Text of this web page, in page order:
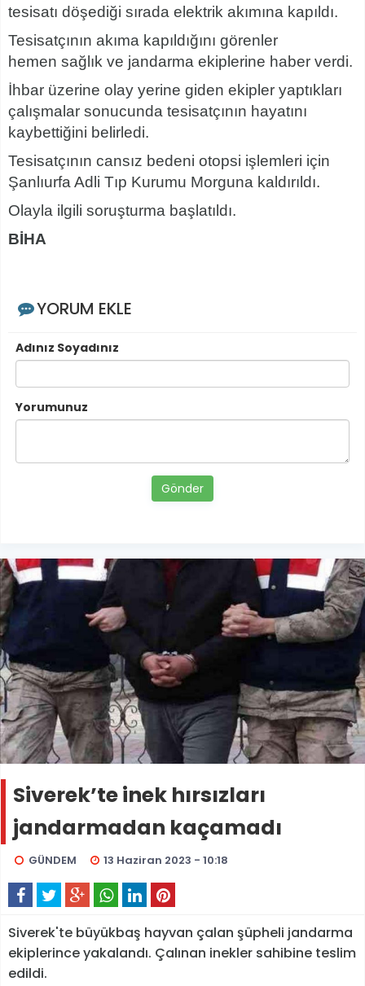
tesisatı döşediği sırada elektrik akımına kapıldı.
Tesisatçının akıma kapıldığını görenler
hemen sağlık ve jandarma ekiplerine haber verdi.
İhbar üzerine olay yerine giden ekipler yaptıkları
çalışmalar sonucunda tesisatçının hayatını
kaybettiğini belirledi.
Tesisatçının cansız bedeni otopsi işlemleri için
Şanlıurfa Adli Tıp Kurumu Morguna kaldırıldı.
Olayla ilgili soruşturma başlatıldı.
BİHA
YORUM EKLE
Adınız Soyadınız
Yorumunuz
Gönder
Siverek’te inek hırsızları
jandarmadan kaçamadı
GÜNDEM 13 Haziran 2023 - 10:18
Siverek'te büyükbaş hayvan çalan şüpheli jandarma
ekiplerince yakalandı. Çalınan inekler sahibine teslim
edildi.